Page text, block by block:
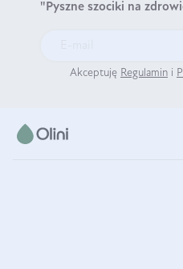
"Pyszne szociki na
Akceptuję Regulamin i